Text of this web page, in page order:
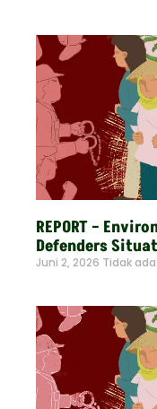
REPORT –
Defenders
Juni 2, 2026 Tidak